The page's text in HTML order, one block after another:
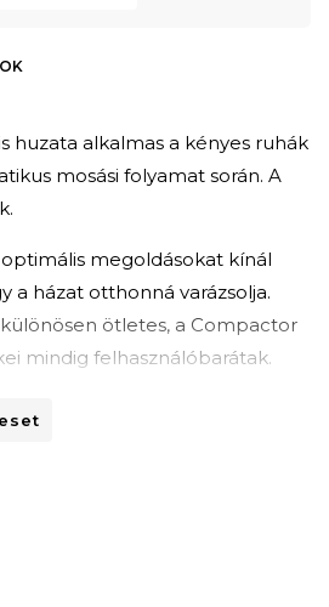
huzata alkalmas a kényes ruhák
mosási folyamat során. A
megoldásokat kínál
a házat otthonná varázsolja.
különösen ötletes, a Compactor
mindig felhasználóbarátak.